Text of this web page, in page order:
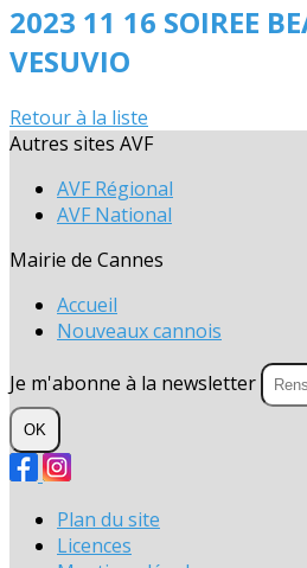
2023 11 16 SOIREE
VESUVIO
Retour à la liste
Autres sites AVF
AVF Régional
AVF National
Mairie de Cannes
Accueil
Nouveaux cannois
Je m'abonne à la newsletter
OK
Plan du site
Licences